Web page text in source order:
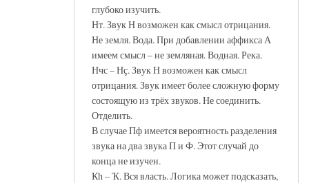
глубоко изучить.
Нт. Звук Н возможен как смысл отрицания.
Не земля. Вода. При добавлении аффикса А
имеем смысл – не земляная. Водная. Река.
Нчс – Нҫ. Звук Н возможен как смысл
отрицания. Звук имеет более сложную форму
состоящую из трёх звуков. Не соединить.
Отделить.
В случае Пф имеется вероятность разделения
звука на два звука П и Ф. Этот случай до
конца не изучен.
Кһ – Ҡ. Вся власть. Логика может подсказать,